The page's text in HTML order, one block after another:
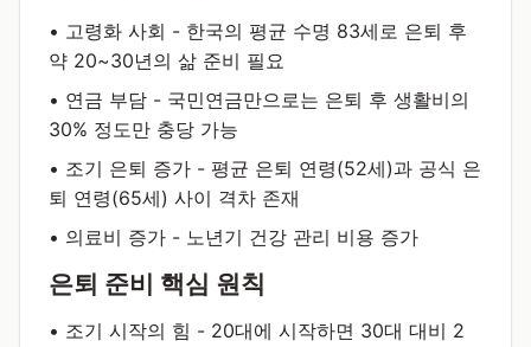
• 고령화 사회 - 한국의 평균 수명 83세로 은퇴 후
약 20~30년의 삶 준비 필요
• 연금 부담 - 국민연금만으로는 은퇴 후 생활비의
30% 정도만 충당 가능
• 조기 은퇴 증가 - 평균 은퇴 연령(52세)과 공식 은
퇴 연령(65세) 사이 격차 존재
• 의료비 증가 - 노년기 건강 관리 비용 증가
은퇴 준비 핵심 원칙
• 조기 시작의 힘 - 20대에 시작하면 30대 대비 2